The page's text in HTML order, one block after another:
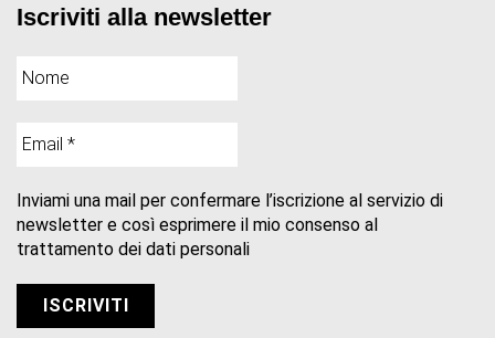
Iscriviti alla newsletter
Inviami una mail per confermare l’iscrizione al servizio di
newsletter e così esprimere il mio consenso al
trattamento dei dati personali